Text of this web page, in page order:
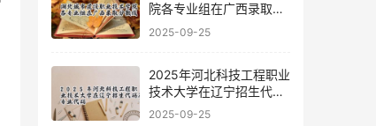
院各专业组在广西录取分
数线
2025-09-25
2025年河北科技工程职业
技术大学在辽宁招生代码
及专业代码
2025-09-25